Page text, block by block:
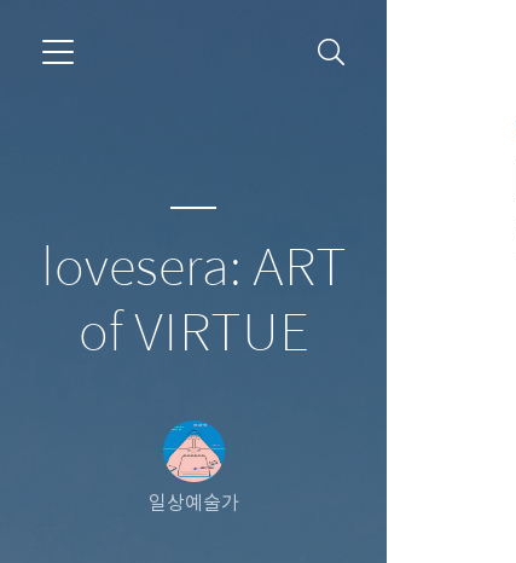
lovesera: ART
of VIRTUE
일상예술가